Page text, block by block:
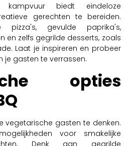
biedt eindeloze
gerechten te bereiden.
gevulde paprika's,
en zelfs gegrilde desserts, zoals
Laat je inspireren en probeer
je gasten te verrassen.
opties
vegetarische gasten te denken.
voor smakelijke